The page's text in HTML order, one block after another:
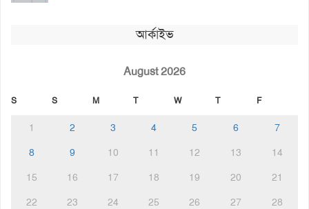
আর্কাইভ
August 2026
S S M T W T F
1 2 3 4 5 6
7
8
9 10 11 12 13
14
15
16 17 18 19 20
21
22
23 24 25 26 27
28